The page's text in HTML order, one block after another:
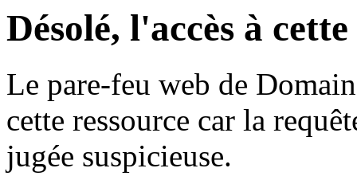
Désolé, l'accès à
Le pare-feu web de
cette ressource car la
jugée suspicieuse.